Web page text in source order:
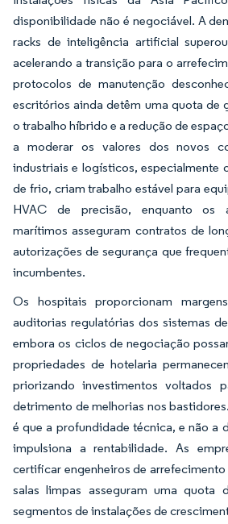
disponibilidade não é negociável. A
racks de inteligência artificial
acelerando a transição para o
protocolos de manutenção
escritórios ainda detêm uma quota de
o trabalho híbrido e a redução de
a moderar os valores dos novos
industriais e logísticos, especialmente
de frio, criam trabalho estável para
HVAC de precisão, enquanto os
marítimos asseguram contratos de
autorizações de segurança que
incumbentes.
Os hospitais proporcionam
auditorias regulatórias dos sistemas
embora os ciclos de negociação
propriedades de hotelaria
priorizando investimentos voltados
detrimento de melhorias nos
é que a profundidade técnica, e não a
impulsiona a rentabilidade. As
certificar engenheiros de
salas limpas asseguram uma quota
segmentos de instalações de